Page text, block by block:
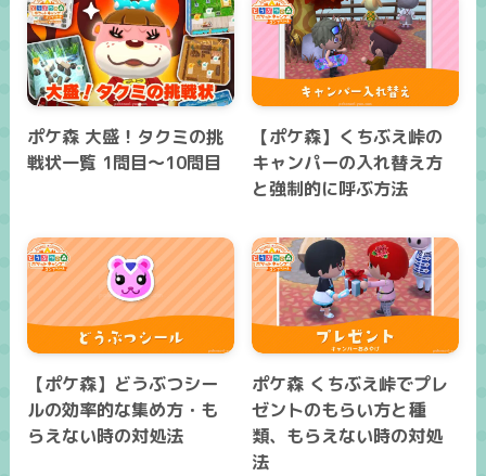
ポケ森 大盛！タクミの挑
戦状一覧 1問目～10問目
【ポケ森】くちぶえ峠の
キャンパーの入れ替え方
と強制的に呼ぶ方法
【ポケ森】どうぶつシー
ルの効率的な集め方・も
らえない時の対処法
ポケ森 くちぶえ峠でプレ
ゼントのもらい方と種
類、もらえない時の対処
法